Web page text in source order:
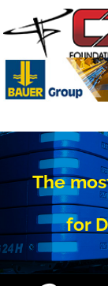
The
for